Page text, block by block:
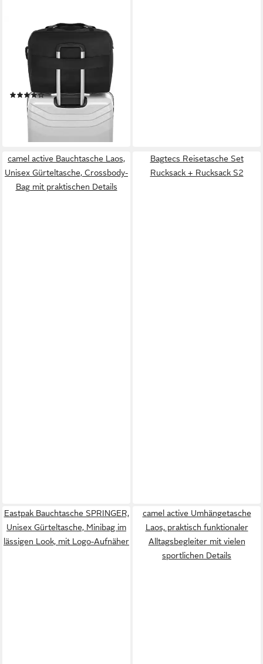
GRANORI
Reisetasche 45x36x20 cm als
Flugzeug Handgepäck für
easyJet (für bis zu 15 kg
Tragelast), leicht,
strapazierfähig und
wasserabweisend
(1)
24,90 € UVP29,90 €
camel active Bauchtasche Laos,
Unisex Gürteltasche, Crossbody-
Bag mit praktischen Details
Bagtecs Reisetasche Set
Rucksack + Rucksack S2
Eastpak Bauchtasche SPRINGER,
Unisex Gürteltasche, Minibag im
lässigen Look, mit Logo-Aufnäher
camel active Umhängetasche
Laos, praktisch funktionaler
Alltagsbegleiter mit vielen
sportlichen Details